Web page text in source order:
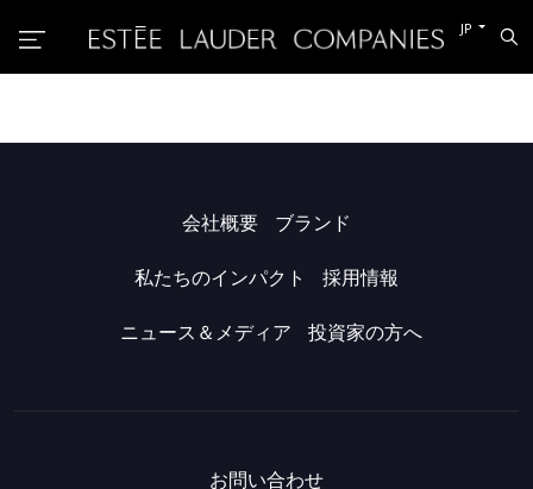
索
他
の
語
替
JP
会社概要 ブランド
私たちのインパクト 採用情報
ニュース＆メディア 投資家の方へ
お問い合わせ